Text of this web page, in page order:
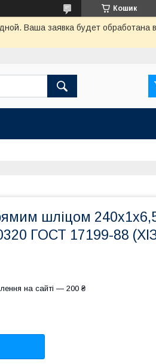
Кошик
Ваша заявка будет обработана
шліцом
ГОСТ 17199-88
на сайті — 200 ₴